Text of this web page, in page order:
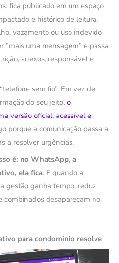
fica publicado em um espaço
e histórico de leitura.
vazamento ou uso indevido
“mais uma mensagem” e passa
anexos, responsável e
sem fio”. Em vez de
do seu jeito, o
versão oficial, acessível e
porque a comunicação passa a
a resolver urgências.
é: no WhatsApp, a
ela fica. E quando a
gestão ganha tempo, reduz
combinados desapareçam no
para condomínio resolve